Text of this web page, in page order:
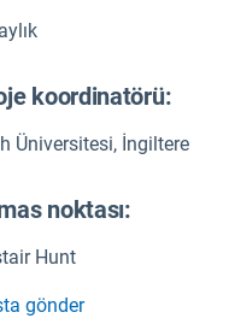
koordinatörü:
Üniversitesi, İngiltere
noktası:
Hunt
gönder